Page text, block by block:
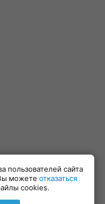
пользователей сайта
можете отказаться
cookies.